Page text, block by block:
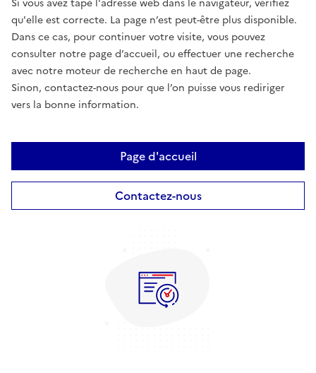
Si vous avez tapé l'adresse web dans le navigateur, vérifiez
qu'elle est correcte. La page n’est peut-être plus disponible.
Dans ce cas, pour continuer votre visite, vous pouvez
consulter notre page d’accueil, ou effectuer une recherche
avec notre moteur de recherche en haut de page.
Sinon, contactez-nous pour que l’on puisse vous rediriger
vers la bonne information.
Page d'accueil
Contactez-nous